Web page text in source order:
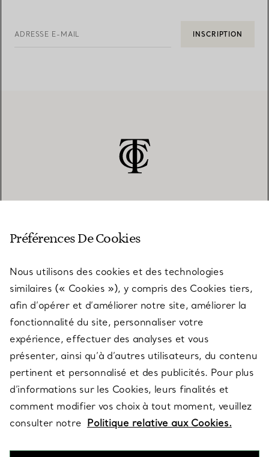
ADRESSE E-MAIL INSCRIPTION
SERVICES
À PROPOS
QUESTIONS LÉGALES
SUIVEZ-NOUS
Préférences De Cookies
Nous utilisons des cookies et des technologies
similaires (« Cookies »), y compris des Cookies tiers,
afin d’opérer et d’améliorer notre site, améliorer la
fonctionnalité du site, personnaliser votre
expérience, effectuer des analyses et vous
présenter, ainsi qu’à d’autres utilisateurs, du contenu
pertinent et personnalisé et des publicités. Pour plus
d’informations sur les Cookies, leurs finalités et
comment modifier vos choix à tout moment, veuillez
consulter notre Politique relative aux Cookies.